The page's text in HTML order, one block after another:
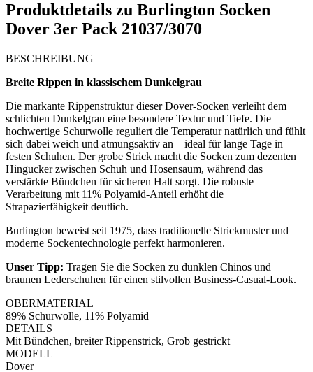
Produktdetails zu Burlington Socken
Dover 3er Pack 21037/3070
BESCHREIBUNG
Breite Rippen in klassischem Dunkelgrau
Die markante Rippenstruktur dieser Dover-Socken verleiht dem
schlichten Dunkelgrau eine besondere Textur und Tiefe. Die
hochwertige Schurwolle reguliert die Temperatur natürlich und fühlt
sich dabei weich und atmungsaktiv an – ideal für lange Tage in
festen Schuhen. Der grobe Strick macht die Socken zum dezenten
Hingucker zwischen Schuh und Hosensaum, während das
verstärkte Bündchen für sicheren Halt sorgt. Die robuste
Verarbeitung mit 11% Polyamid-Anteil erhöht die
Strapazierfähigkeit deutlich.
Burlington beweist seit 1975, dass traditionelle Strickmuster und
moderne Sockentechnologie perfekt harmonieren.
Unser Tipp: Tragen Sie die Socken zu dunklen Chinos und
braunen Lederschuhen für einen stilvollen Business-Casual-Look.
OBERMATERIAL
89% Schurwolle, 11% Polyamid
DETAILS
Mit Bündchen, breiter Rippenstrick, Grob gestrickt
MODELL
Dover